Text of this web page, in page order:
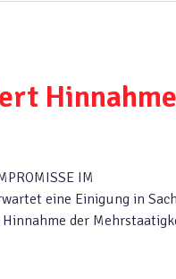
Hinnahme
IM
eine Einigung in
der